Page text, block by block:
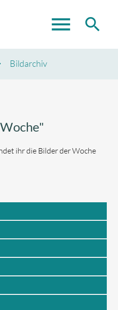
menu search
Bildarchiv
ihr die Bilder der Woche